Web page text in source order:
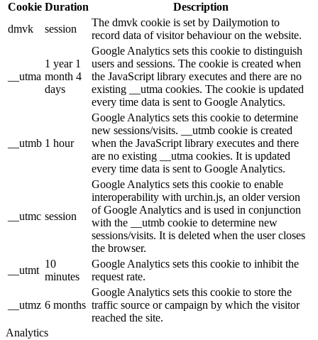
Cookie Duration
Description
dmvk
session
The dmvk cookie is set by Dailymotion to
record data of visitor behaviour on the website.
__utma
1 year 1
month 4
days
Google Analytics sets this cookie to distinguish
users and sessions. The cookie is created when
the JavaScript library executes and there are no
existing __utma cookies. The cookie is updated
every time data is sent to Google Analytics.
__utmb 1 hour
Google Analytics sets this cookie to determine
new sessions/visits. __utmb cookie is created
when the JavaScript library executes and there
are no existing __utma cookies. It is updated
every time data is sent to Google Analytics.
__utmc session
Google Analytics sets this cookie to enable
interoperability with urchin.js, an older version
of Google Analytics and is used in conjunction
with the __utmb cookie to determine new
sessions/visits. It is deleted when the user closes
the browser.
__utmt
10
minutes
Google Analytics sets this cookie to inhibit the
request rate.
__utmz 6 months
Google Analytics sets this cookie to store the
traffic source or campaign by which the visitor
reached the site.
Analytics